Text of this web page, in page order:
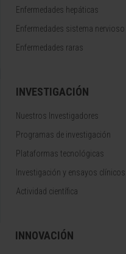
Enfermedades hepáticas
Enfermedades sistema nervioso
Enfermedades raras
INVESTIGACIÓN
Nuestros Investigadores
Programas de investigación
Plataformas tecnológicas
Investigación y ensayos clínicos
Actividad científica
INNOVACIÓN